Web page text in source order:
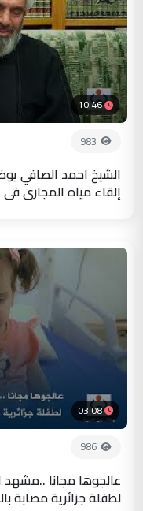
10:46
983
الشيخ احمد الصافي
إلقاء مياه المجاري في
03:08
986
عالجوها مجانا ..مشهد
لطفلة جزائرية مصابة